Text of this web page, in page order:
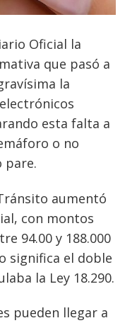
Oficial la
que pasó a
la
esta falta a
o no
pare.
aumentó
con montos
94.00 y 188.000
significa el doble
la Ley 18.290.
pueden llegar a